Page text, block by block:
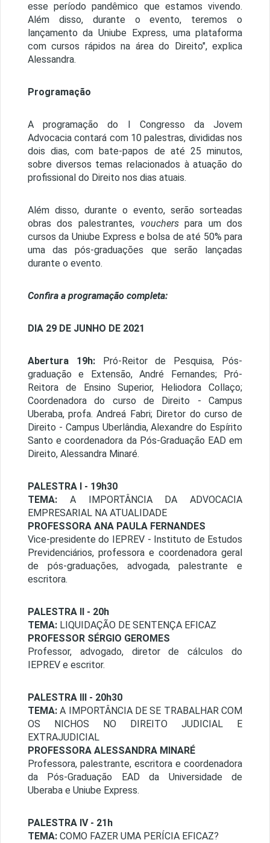
esse período pandêmico que estamos vivendo.
Além disso, durante o evento, teremos o
lançamento da Uniube Express, uma plataforma
com cursos rápidos na área do Direito", explica
Alessandra.
Programação
A programação do I Congresso da Jovem
Advocacia contará com 10 palestras, divididas nos
dois dias, com bate-papos de até 25 minutos,
sobre diversos temas relacionados à atuação do
profissional do Direito nos dias atuais.
Além disso, durante o evento, serão sorteadas
obras dos palestrantes, voucherspara um dos
cursos da Uniube Express e bolsa de até 50% para
uma das pós-graduações que serão lançadas
durante o evento.
Confira a programação completa:
DIA 29 DE JUNHO DE 2021
Abertura 19h:Pró-Reitor de Pesquisa, Pós-
graduação e Extensão, André Fernandes; Pró-
Reitora de Ensino Superior, Heliodora Collaço;
Coordenadora do curso de Direito - Campus
Uberaba, profa. Andreá Fabri; Diretor do curso de
Direito - Campus Uberlândia, Alexandre do Espírito
Santo e coordenadora da Pós-Graduação EAD em
Direito, Alessandra Minaré.
PALESTRA I - 19h30
TEMA:A IMPORTÂNCIA DA ADVOCACIA
EMPRESARIAL NA ATUALIDADE
PROFESSORA ANA PAULA FERNANDES
Vice-presidente do IEPREV - Instituto de Estudos
Previdenciários, professora e coordenadora geral
de pós-graduações, advogada, palestrante e
escritora.
PALESTRA II - 20h
TEMA:LIQUIDAÇÃO DE SENTENÇA EFICAZ
PROFESSOR SÉRGIO GEROMES
Professor, advogado, diretor de cálculos do
IEPREV e escritor.
PALESTRA III - 20h30
TEMA:A IMPORTÂNCIA DE SE TRABALHAR COM
OS NICHOS NO DIREITO JUDICIAL E
EXTRAJUDICIAL
PROFESSORA ALESSANDRA MINARÉ
Professora, palestrante, escritora e coordenadora
da Pós-Graduação EAD da Universidade de
Uberaba e Uniube Express.
PALESTRA IV - 21h
TEMA:COMO FAZER UMA PERÍCIA EFICAZ?